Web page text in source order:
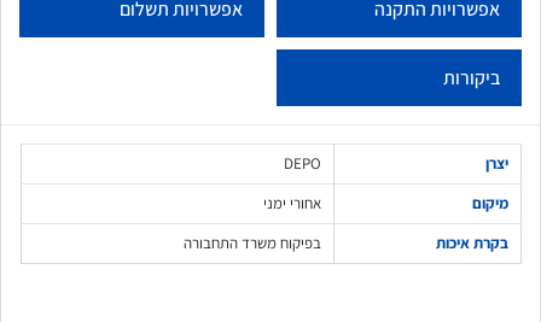
אפשרויות התקנה אפשרויות תשלום
ביקורות
יצרן
DEPO
מיקום
אחורי ימני
בקרת איכות
בפיקוח משרד התחבורה